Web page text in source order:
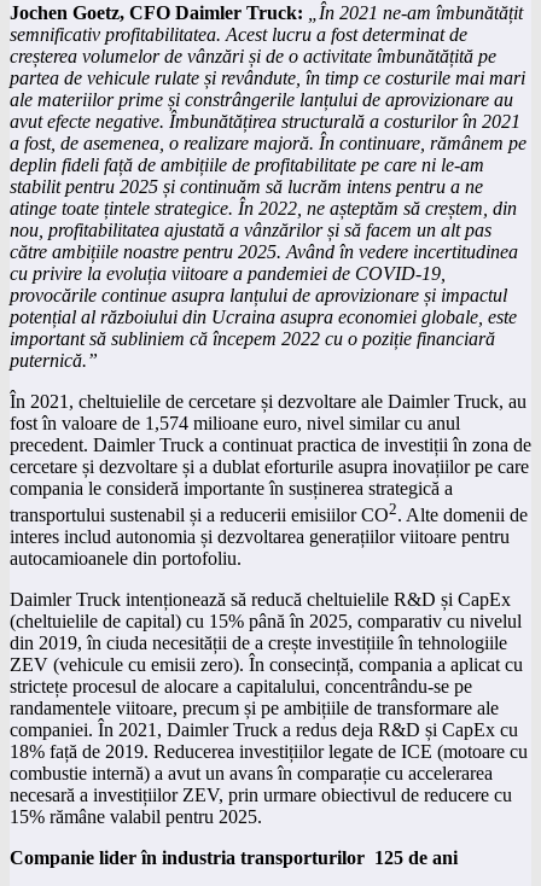
Jochen Goetz, CFO Daimler Truck:
„În 2021 ne-am îmbunătățit
semnificativ profitabilitatea. Acest lucru a fost determinat de
creșterea volumelor de vânzări și de o activitate îmbunătățită pe
partea de vehicule rulate și revândute, în timp ce costurile mai mari
ale materiilor prime și constrângerile lanțului de aprovizionare au
avut efecte negative. Îmbunătățirea structurală a costurilor în 2021
a fost, de asemenea, o realizare majoră. În continuare, rămânem pe
deplin fideli față de ambițiile de profitabilitate pe care ni le-am
stabilit pentru 2025 și continuăm să lucrăm intens pentru a ne
atinge toate țintele strategice. În 2022, ne așteptăm să creștem, din
nou, profitabilitatea ajustată a vânzărilor și să facem un alt pas
către ambițiile noastre pentru 2025. Având în vedere incertitudinea
cu privire la evoluția viitoare a pandemiei de COVID-19,
provocările continue asupra lanțului de aprovizionare și impactul
potențial al războiului din Ucraina asupra economiei globale, este
important să subliniem că începem 2022 cu o poziție financiară
puternică.”
În 2021, cheltuielile de cercetare și dezvoltare ale Daimler Truck, au
fost în valoare de 1,574 milioane euro, nivel similar cu anul
precedent. Daimler Truck a continuat practica de investiții în zona de
cercetare și dezvoltare și a dublat eforturile asupra inovațiilor pe care
compania le consideră importante în susținerea strategică a
transportului sustenabil și a reducerii emisiilor CO2. Alte domenii de
interes includ autonomia și dezvoltarea generațiilor viitoare pentru
autocamioanele din portofoliu.
Daimler Truck intenționează să reducă cheltuielile R&D și CapEx
(cheltuielile de capital) cu 15% până în 2025, comparativ cu nivelul
din 2019, în ciuda necesității de a crește investițiile în tehnologiile
ZEV (vehicule cu emisii zero). În consecință, compania a aplicat cu
strictețe procesul de alocare a capitalului, concentrându-se pe
randamentele viitoare, precum și pe ambițiile de transformare ale
companiei. În 2021, Daimler Truck a redus deja R&D și CapEx cu
18% față de 2019. Reducerea investițiilor legate de ICE (motoare cu
combustie internă) a avut un avans în comparație cu accelerarea
necesară a investițiilor ZEV, prin urmare obiectivul de reducere cu
15% rămâne valabil pentru 2025.
Companie lider în industria transporturilor 125 de ani